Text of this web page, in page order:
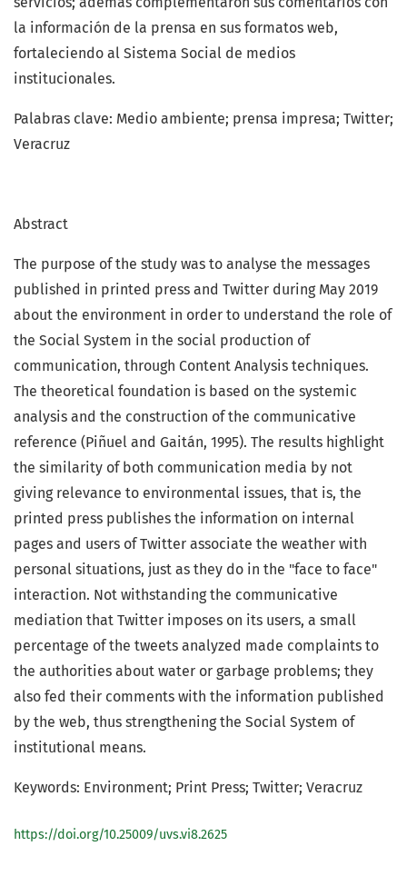
la información de la prensa en sus formatos web,
fortaleciendo al Sistema Social de medios
institucionales.
Palabras clave: Medio ambiente; prensa impresa; Twitter;
Veracruz
Abstract
The purpose of the study was to analyse the messages
published in printed press and Twitter during May 2019
about the environment in order to understand the role of
the Social System in the social production of
communication, through Content Analysis techniques.
The theoretical foundation is based on the systemic
analysis and the construction of the communicative
reference (Piñuel and Gaitán, 1995). The results highlight
the similarity of both communication media by not
giving relevance to environmental issues, that is, the
printed press publishes the information on internal
pages and users of Twitter associate the weather with
personal situations, just as they do in the "face to face"
interaction. Not withstanding the communicative
mediation that Twitter imposes on its users, a small
percentage of the tweets analyzed made complaints to
the authorities about water or garbage problems; they
also fed their comments with the information published
by the web, thus strengthening the Social System of
institutional means.
Keywords: Environment; Print Press; Twitter; Veracruz
https://doi.org/10.25009/uvs.vi8.2625